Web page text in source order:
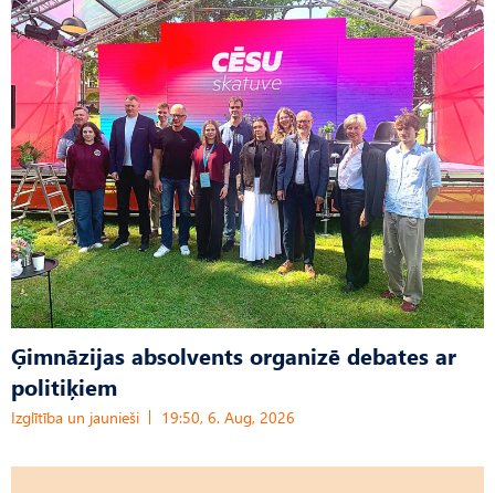
Ģimnāzijas absolvents organizē debates ar
politiķiem
Izglītība un jaunieši 19:50, 6. Aug, 2026